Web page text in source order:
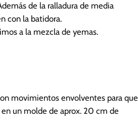
de la ralladura de media
con la batidora.
a la mezcla de yemas.
movimientos envolventes para que
un molde de aprox. 20 cm de